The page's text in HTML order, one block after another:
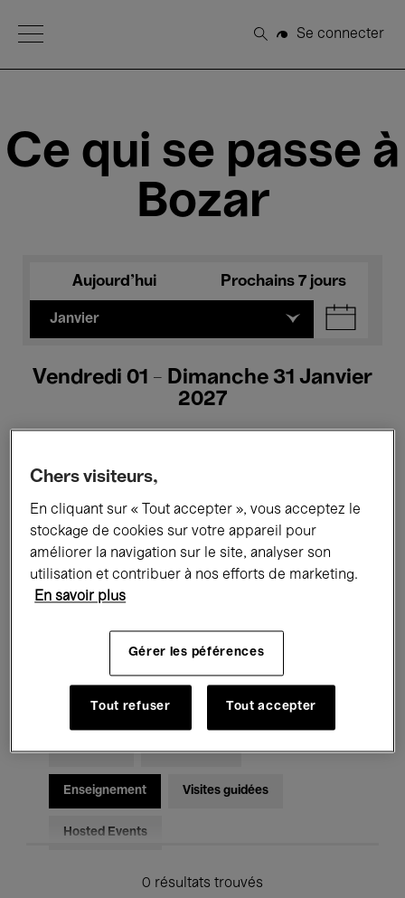
Open Menu
Rechercher
Se connecter
Ce qui se passe à
Bozar
Aujourd'hui Prochains 7 jours
Janvier
Vendredi 01 - Dimanche 31 Janvier
2027
Tous les événements Concerts
Expositions Films Performances
Rencontres & Débats
Musique classique Global Music
Musique électronique
Pour tous Kids’ Palace
Enseignement Visites guidées
Hosted Events
0 résultats trouvés
Chers visiteurs,
En cliquant sur « Tout accepter », vous acceptez le
stockage de cookies sur votre appareil pour
améliorer la navigation sur le site, analyser son
utilisation et contribuer à nos efforts de marketing.
En savoir plus
Gérer les péférences
Tout refuser Tout accepter